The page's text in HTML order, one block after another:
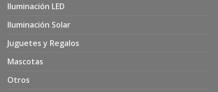
Iluminación LED
Iluminación Solar
Juguetes y Regalos
Mascotas
Otros